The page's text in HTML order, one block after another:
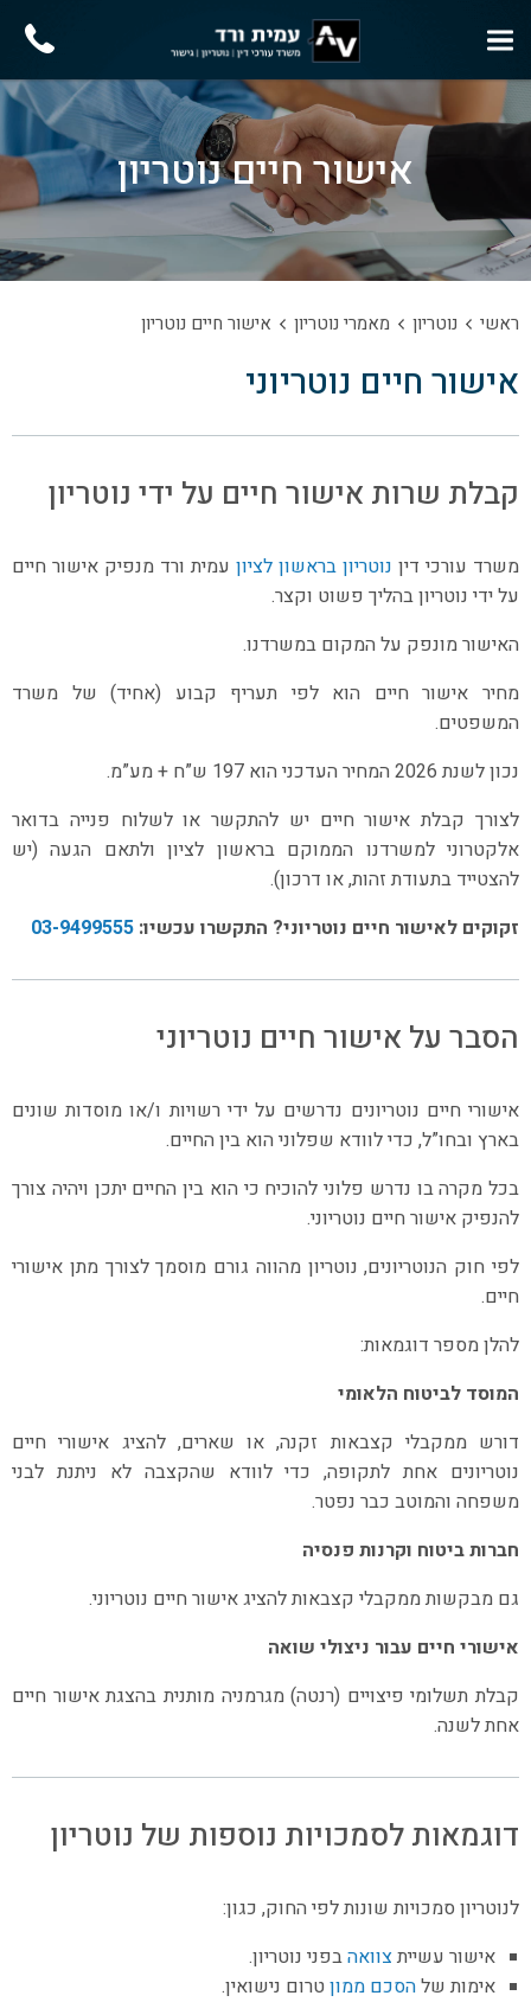
אישור חיים נוטריון
ראשי נוטריון מאמרי נוטריון אישור חיים נוטריון
אישור חיים נוטריוני
קבלת שרות אישור חיים על ידי נוטריון
משרד עורכי דין נוטריון בראשון לציון עמית ורד מנפיק אישור חיים
על ידי נוטריון בהליך פשוט וקצר.
האישור מונפק על המקום במשרדנו.
מחיר אישור חיים הוא לפי תעריף קבוע (אחיד) של משרד
המשפטים.
נכון לשנת 2026 המחיר העדכני הוא 197 ש”ח + מע”מ.
לצורך קבלת אישור חיים יש להתקשר או לשלוח פנייה בדואר
אלקטרוני למשרדנו הממוקם בראשון לציון ולתאם הגעה (יש
להצטייד בתעודת זהות, או דרכון).
זקוקים לאישור חיים נוטריוני? התקשרו עכשיו:
03-9499555
הסבר על אישור חיים נוטריוני
אישורי חיים נוטריונים נדרשים על ידי רשויות ו/או מוסדות שונים
בארץ ובחו”ל, כדי לוודא שפלוני הוא בין החיים.
בכל מקרה בו נדרש פלוני להוכיח כי הוא בין החיים יתכן ויהיה צורך
להנפיק אישור חיים נוטריוני.
לפי חוק הנוטריונים, נוטריון מהווה גורם מוסמך לצורך מתן אישורי
חיים.
להלן מספר דוגמאות:
המוסד לביטוח הלאומי
דורש ממקבלי קצבאות זקנה, או שארים, להציג אישורי חיים
נוטריונים אחת לתקופה, כדי לוודא שהקצבה לא ניתנת לבני
משפחה והמוטב כבר נפטר.
חברות ביטוח וקרנות פנסיה
גם מבקשות ממקבלי קצבאות להציג אישור חיים נוטריוני.
אישורי חיים עבור ניצולי שואה
קבלת תשלומי פיצויים (רנטה) מגרמניה מותנית בהצגת אישור חיים
אחת לשנה.
דוגמאות לסמכויות נוספות של נוטריון
לנוטריון סמכויות שונות לפי החוק, כגון:
אישור עשייתצוואהבפני נוטריון.
אימות שלהסכם ממון טרום נישואין.